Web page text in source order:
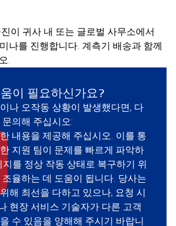
이 귀사 내 또는 글로벌 사무소에서
나를 진행합니다. 계측기 배송과 함께
.
이 필요하신가요?
나 오작동 상황이 발생했다면, 다
의해 주십시오:
내용을 제공해 주십시오. 이를 통
지원 팀이 문제를 빠르게 파악하
지를 정상 작동 상태로 복구하기 위
율하는 데 도움이 됩니다. 당사는
해 최선을 다하고 있으나, 요청 시
현장 서비스 기술자가 다른 고객
수 있음을 양해해 주시기 바랍니